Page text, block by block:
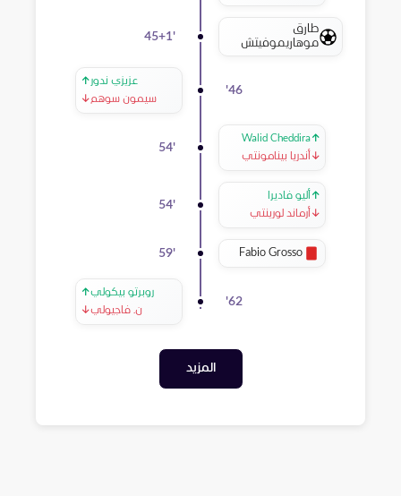
طارق
موهاريموفيتش
45+1'
46
'
↑عزيزي ندور
↓سيمون سوهم
↑
Walid Cheddira
↓ أندريا بينامونتي
54'
↑ أليو فاديرا
↓ أرماند لورينتي
54'
Fabio Grosso
59'
62
'
↑روبرتو بيكولي
↓ن. فاجيولي
المزيد